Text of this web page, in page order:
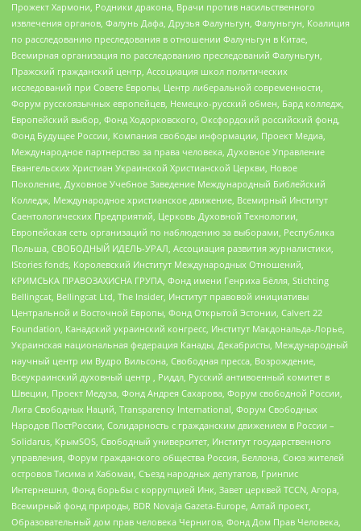
Прожект Хармони, Родники дракона, Врачи против насильственного
извлечения органов, Фалунь Дафа, Друзья Фалуньгун, Фалуньгун, Коалиция
по расследованию преследования в отношении Фалуньгун в Китае,
Всемирная организация по расследованию преследований Фалуньгун,
Пражский гражданский центр, Ассоциация школ политических
исследований при Совете Европы, Центр либеральной современности,
Форум русскоязычных европейцев, Немецко-русский обмен, Бард колледж,
Европейский выбор, Фонд Ходорковского, Оксфордский российский фонд,
Фонд Будущее России, Компания свободы информации, Проект Медиа,
Международное партнерство за права человека, Духовное Управление
Евангельских Христиан Украинской Христианской Церкви, Новое
Поколение, Духовное Учебное Заведение Международный Библейский
Колледж, Международное христианское движение, Всемирный Институт
Саентологических Предприятий, Церковь Духовной Технологии,
Европейская сеть организаций по наблюдению за выборами, Республика
Польша, СВОБОДНЫЙ ИДЕЛЬ-УРАЛ, Ассоциация развития журналистики,
IStories fonds, Королевский Институт Международных Отношений,
КРИМСЬКА ПРАВОЗАХИСНА ГРУПА, Фонд имени Генриха Бёлля, Stichting
Bellingcat, Bellingcat Ltd, The Insider, Институт правовой инициативы
Центральной и Восточной Европы, Фонд Открытой Эстонии, Calvert 22
Foundation, Канадский украинский конгресс, Институт Макдональда-Лорье,
Украинская национальная федерация Канады, Декабристы, Международный
научный центр им Вудро Вильсона, Свободная пресса, Возрождение,
Всеукраинский духовный центр , Риддл, Русский антивоенный комитет в
Швеции, Проект Медуза, Фонд Андрея Сахарова, Форум свободной России,
Лига Свободных Наций, Transparеncy International, Форум Свободных
Народов ПостРоссии, Солидарность с гражданским движением в России –
Solidarus, КрымSOS, Свободный университет, Институт государственного
управления, Форум гражданского общества Россия, Беллона, Союз жителей
островов Тисима и Хабомаи, Съезд народных депутатов, Гринпис
Интернешнл, Фонд борьбы с коррупцией Инк, Завет церквей TCCN, Агора,
Всемирный фонд природы, BDR Novaja Gazeta-Europe, Алтай проект,
Образовательный дом прав человека Чернигов, Фонд Дом Прав Человека,